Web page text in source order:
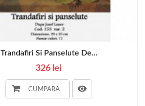
Trandafiri Si Panselute De...
326 lei
CUMPARA